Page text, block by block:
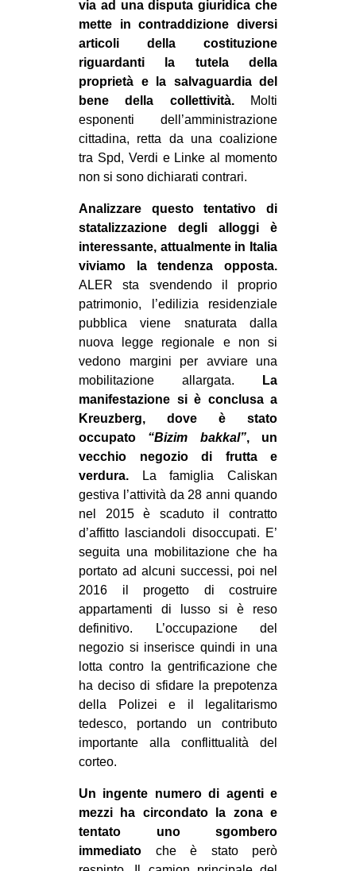
via ad una disputa giuridica che
mette in contraddizione diversi
articoli della costituzione
riguardanti la tutela della
proprietà e la salvaguardia del
bene della collettività.Molti
esponenti dell’amministrazione
cittadina, retta da una coalizione
tra Spd, Verdi e Linke al momento
non si sono dichiarati contrari.
Analizzare questo tentativo di
statalizzazione degli alloggi è
interessante, attualmente in Italia
viviamo la tendenza opposta.
ALER sta svendendo il proprio
patrimonio, l’edilizia residenziale
pubblica viene snaturata dalla
nuova legge regionale e non si
vedono margini per avviare una
mobilitazione allargata.
La
manifestazione si è conclusa a
Kreuzberg, dove è stato
occupato “Bizim bakkal”, un
vecchio negozio di frutta e
verdura. La famiglia Caliskan
gestiva l’attività da 28 anni quando
nel 2015 è scaduto il contratto
d’affitto lasciandoli disoccupati. E’
seguita una mobilitazione che ha
portato ad alcuni successi, poi nel
2016 il progetto di costruire
appartamenti di lusso si è reso
definitivo. L’occupazione del
negozio si inserisce quindi in una
lotta contro la gentrificazione che
ha deciso di sfidare la prepotenza
della Polizei e il legalitarismo
tedesco, portando un contributo
importante alla conflittualità del
corteo.
Un ingente numero di agenti e
mezzi ha circondato la zona e
tentato uno sgombero
immediato che è stato però